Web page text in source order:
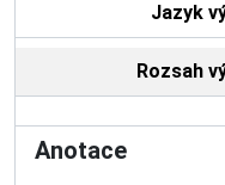
Jazyk
Rozsah
Anotace